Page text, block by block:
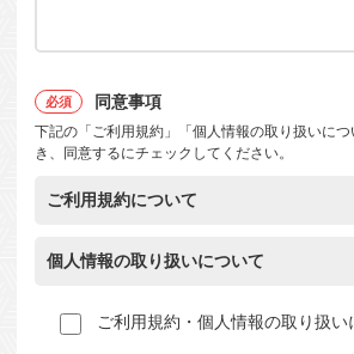
同意事項
下記の「ご利用規約」「個人情報の取り扱いに
き、同意するにチェックしてください。
ご利用規約について
個人情報の取り扱いについて
ご利用規約・個人情報の取り扱い